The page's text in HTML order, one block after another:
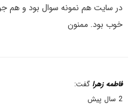
در سایت هم نمونه سوال بود و هم
خوب بود. ممنون
فاطمه زهرا گفت:
2 سال پیش